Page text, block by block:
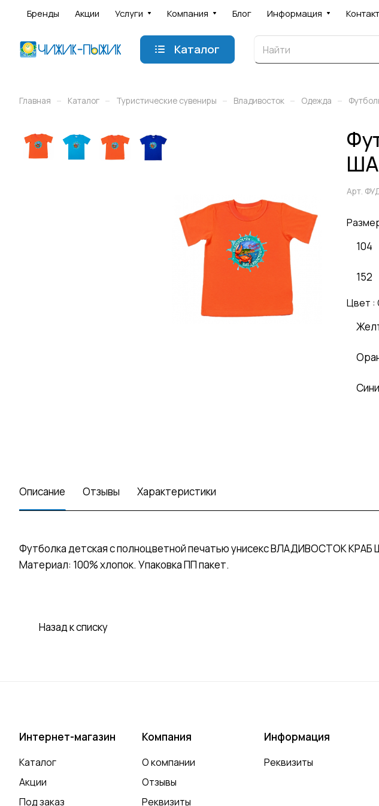
Бренды Акции Услуги Компания Блог Информация
Каталог
Главная – Каталог – Туристические сувениры – Владивосток – Одежда –
Арт.
104
152
Цвет :
Описание Отзывы Характеристики
Футболка детская с полноцветной печатью унисекс ВЛАДИВОСТОК
Материал: 100% хлопок. Упаковка ПП пакет.
Назад к списку
Интернет-магазин
Каталог
Акции
Под заказ
Компания
О компании
Отзывы
Реквизиты
Информация
Реквизиты